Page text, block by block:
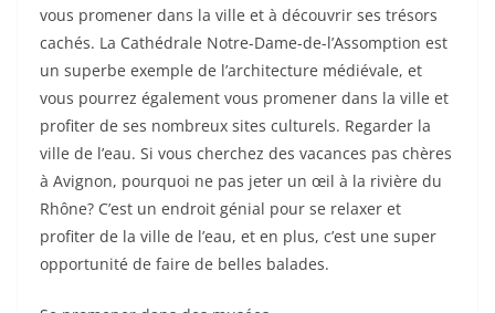
vous promener dans la ville et à découvrir ses trésors
cachés. La Cathédrale Notre-Dame-de-l’Assomption est
un superbe exemple de l’architecture médiévale, et
vous pourrez également vous promener dans la ville et
profiter de ses nombreux sites culturels. Regarder la
ville de l’eau. Si vous cherchez des vacances pas chères
à Avignon, pourquoi ne pas jeter un œil à la rivière du
Rhône? C’est un endroit génial pour se relaxer et
profiter de la ville de l’eau, et en plus, c’est une super
opportunité de faire de belles balades.